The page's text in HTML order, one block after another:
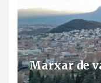
Marxar de